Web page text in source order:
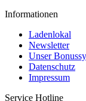
Informationen
Ladenlokal
Newsletter
Unser
Datenschutz
Impressum
Service Hotline